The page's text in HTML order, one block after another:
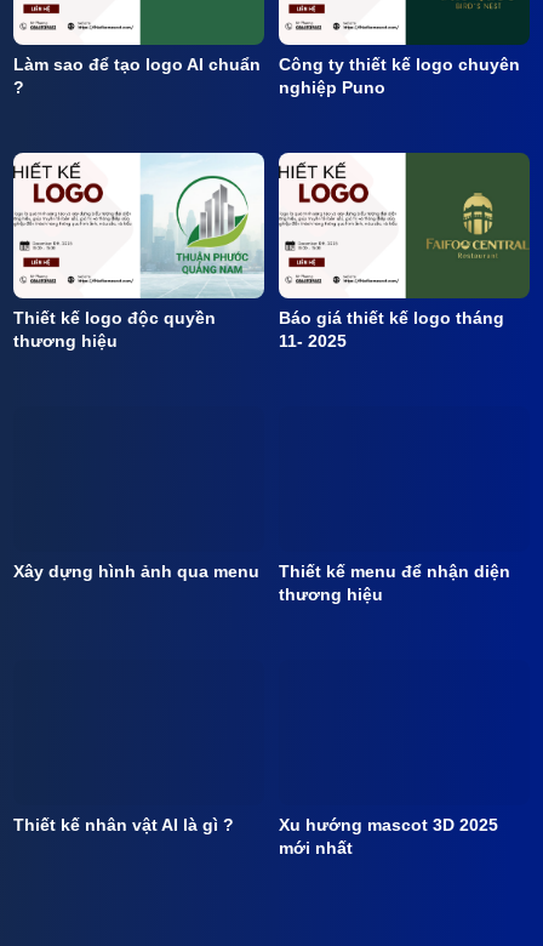
Làm sao để tạo logo AI chuẩn
?
Công ty thiết kế logo chuyên
nghiệp Puno
Thiết kế logo độc quyền
thương hiệu
Báo giá thiết kế logo tháng
11- 2025
Xây dựng hình ảnh qua menu
Thiết kế menu để nhận diện
thương hiệu
Thiết kế nhân vật AI là gì ?
Xu hướng mascot 3D 2025
mới nhất